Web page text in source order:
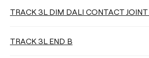
TRACK 3L DIM DALI CONTACT JOINT
TRACK 3L END B